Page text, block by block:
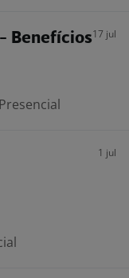
Benefícios17 jul
Presencial
1 jul